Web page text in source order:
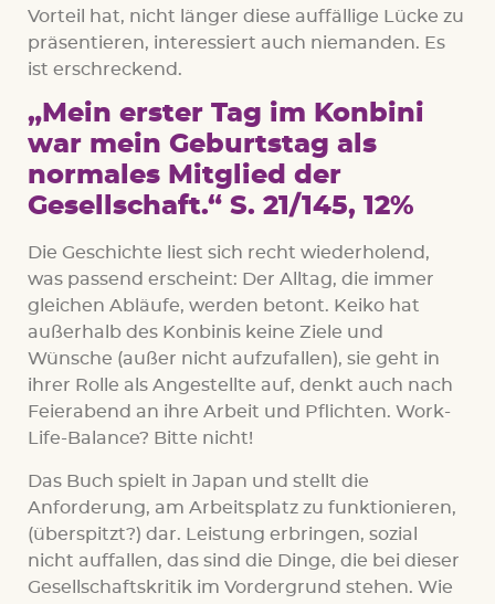
Vorteil hat, nicht länger diese auffällige Lücke zu
präsentieren, interessiert auch niemanden. Es
ist erschreckend.
„Mein erster Tag im Konbini
war mein Geburtstag als
normales Mitglied der
Gesellschaft.“ S. 21/145, 12%
Die Geschichte liest sich recht wiederholend,
was passend erscheint: Der Alltag, die immer
gleichen Abläufe, werden betont. Keiko hat
außerhalb des Konbinis keine Ziele und
Wünsche (außer nicht aufzufallen), sie geht in
ihrer Rolle als Angestellte auf, denkt auch nach
Feierabend an ihre Arbeit und Pflichten. Work-
Life-Balance? Bitte nicht!
Das Buch spielt in Japan und stellt die
Anforderung, am Arbeitsplatz zu funktionieren,
(überspitzt?) dar. Leistung erbringen, sozial
nicht auffallen, das sind die Dinge, die bei dieser
Gesellschaftskritik im Vordergrund stehen. Wie